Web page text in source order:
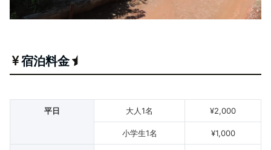
宿泊料金
平日 大人1名 ¥2,000
小学生1名 ¥1,000